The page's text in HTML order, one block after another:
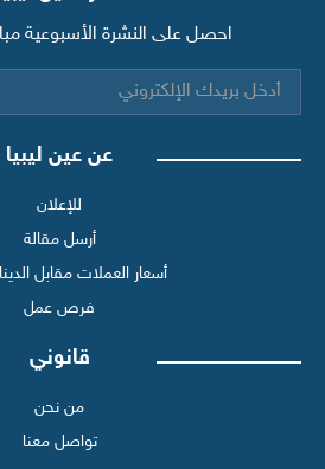
احصل على النشرة الأسبوعية
عن عين ليبيا
للإعلان
أرسل مقالة
أسعار العملات مقابل
فرص عمل
قانوني
من نحن
تواصل معنا